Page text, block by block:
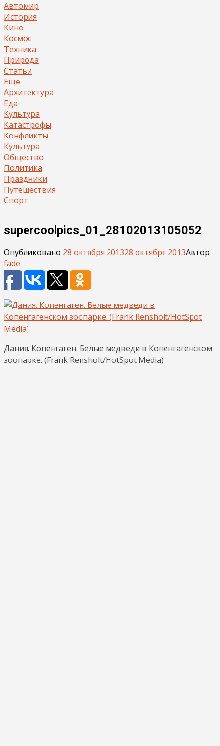
Автомир
История
Кино
Космос
Техника
Природа
Статьи
Еще
Архитектура
Еда
Культура
Катастрофы
Конфликты
Культура
Общество
Политика
Праздники
Путешествия
Спорт
supercoolpics_01_28102013105052
Опубликовано 28 октября 201328 октября 2013Автор
fade
Дания. Копенгаген. Белые медведи в Копенгагенском
зоопарке. (Frank Rensholt/HotSpot Media)